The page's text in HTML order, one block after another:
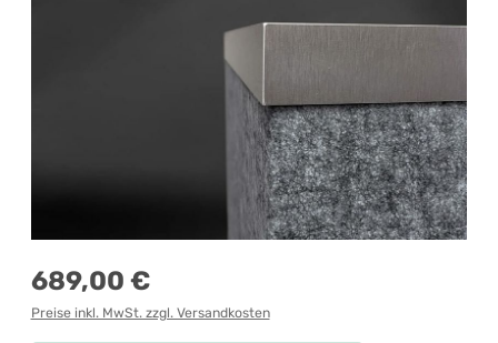
Regulärer Preis:
689,00 €
Preise inkl. MwSt. zzgl. Versandkosten